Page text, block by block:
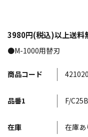
3980円(税込)以上送料
商品コード
品番1 F/C25B
在庫 在庫あ
●M-1000用替刃